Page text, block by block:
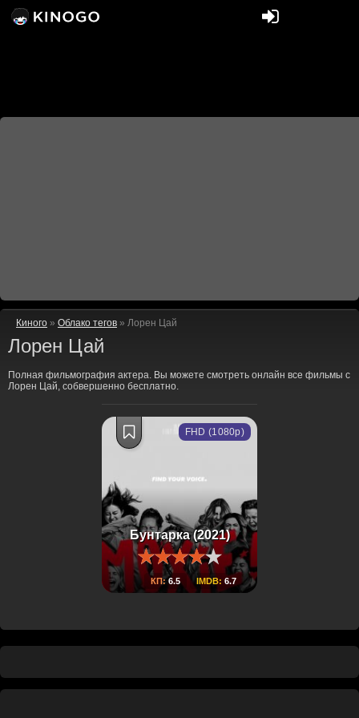
Киного » Облако тегов » Лорен Цай
Лорен Цай
Полная фильмография актера. Вы можете смотреть онлайн все фильмы с
Лорен Цай, собвершенно бесплатно.
Бунтарка (2021)
КП:6.5 IMDB: 6.7
FHD (1080p)